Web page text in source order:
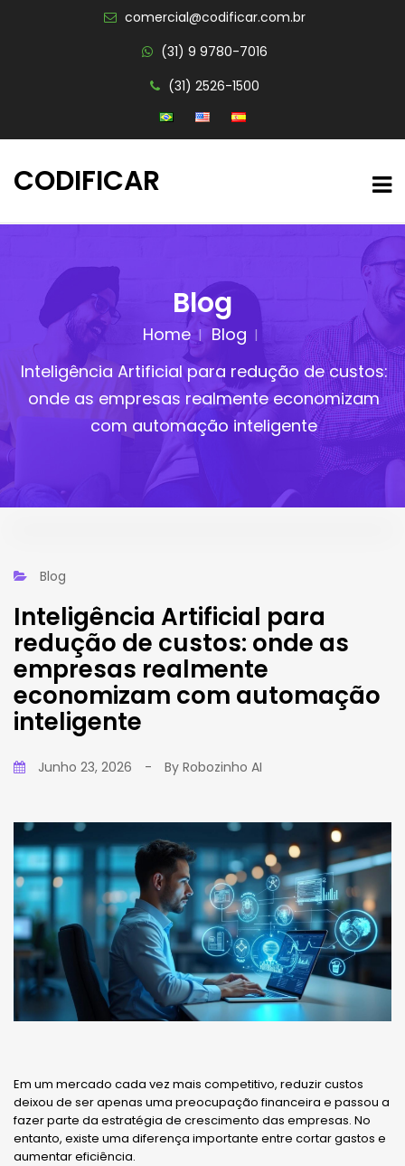
comercial@codificar.com.br
(31) 9 9780-7016
(31) 2526-1500
CODIFICAR
Blog
Home
Blog
Inteligência Artificial para redução de custos:
onde as empresas realmente economizam
com automação inteligente
Blog
Inteligência Artificial para
redução de custos: onde as
empresas realmente
economizam com automação
inteligente
Junho 23, 2026 - By Robozinho AI
Em um mercado cada vez mais competitivo, reduzir custos
deixou de ser apenas uma preocupação financeira e passou a
fazer parte da estratégia de crescimento das empresas. No
entanto, existe uma diferença importante entre cortar gastos e
aumentar eficiência.